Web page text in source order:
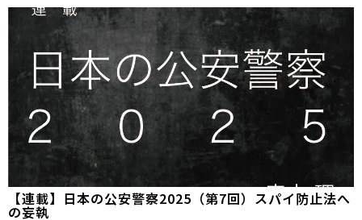
【連載】日本の公安警察2025（第7回）スパイ防止法へ
の妄執